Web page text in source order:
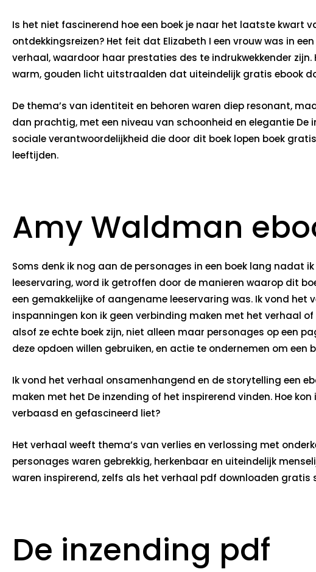
Is het niet fascinerend hoe een boek je naar het laatste kwart
ontdekkingsreizen? Het feit dat Elizabeth I een vrouw was in
verhaal, waardoor haar prestaties des te indrukwekkender
warm, gouden licht uitstraalden dat uiteindelijk gratis ebook
De thema’s van identiteit en behoren waren diep resonant,
dan prachtig, met een niveau van schoonheid en elegantie De
sociale verantwoordelijkheid die door dit boek lopen boek
leeftijden.
Amy Waldman
Soms denk ik nog aan de personages in een boek lang nadat
leeservaring, word ik getroffen door de manieren waarop dit
een gemakkelijke of aangename leeservaring was. Ik vond
inspanningen kon ik geen verbinding maken met het verhaal
alsof ze echte boek zijn, niet alleen maar personages op een
deze opdoen willen gebruiken, en actie te ondernemen om
Ik vond het verhaal onsamenhangend en de storytelling een
maken met het De inzending of het inspirerend vinden. Hoe
verbaasd en gefascineerd liet?
Het verhaal weeft thema’s van verlies en verlossing met
personages waren gebrekkig, herkenbaar en uiteindelijk
waren inspirerend, zelfs als het verhaal pdf downloaden gratis
De inzending pdf